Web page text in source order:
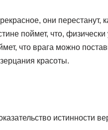
они перестанут,
поймет, что,
что врага можно
красоты.
истинности